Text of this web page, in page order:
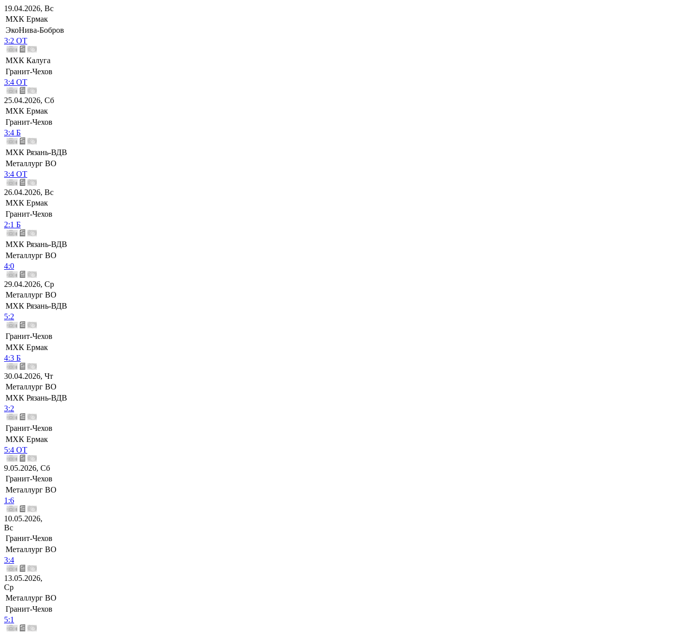
19.04.2026, Вс
МХК Ермак
ЭкоНива-Бобров
3:2 ОТ
МХК Калуга
Гранит-Чехов
3:4 ОТ
25.04.2026, Сб
МХК Ермак
Гранит-Чехов
3:4 Б
МХК Рязань-ВДВ
Металлург ВО
3:4 ОТ
26.04.2026, Вс
МХК Ермак
Гранит-Чехов
2:1 Б
МХК Рязань-ВДВ
Металлург ВО
4:0
29.04.2026, Ср
Металлург ВО
МХК Рязань-ВДВ
5:2
Гранит-Чехов
МХК Ермак
4:3 Б
30.04.2026, Чт
Металлург ВО
МХК Рязань-ВДВ
3:2
Гранит-Чехов
МХК Ермак
5:4 ОТ
9.05.2026, Сб
Гранит-Чехов
Металлург ВО
1:6
10.05.2026,
Вс
Гранит-Чехов
Металлург ВО
3:4
13.05.2026,
Ср
Металлург ВО
Гранит-Чехов
5:1